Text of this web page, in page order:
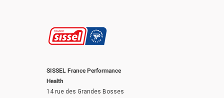
SISSEL France Performance
Health
14 rue des Grandes Bosses